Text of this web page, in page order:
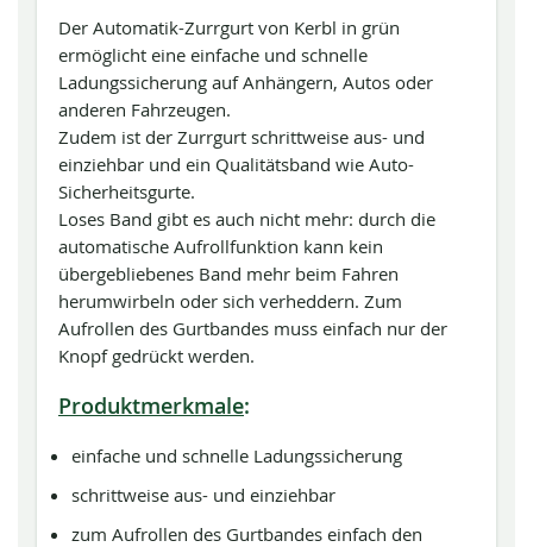
Der Automatik-Zurrgurt von Kerbl in grün
ermöglicht eine einfache und schnelle
Ladungssicherung auf Anhängern, Autos oder
anderen Fahrzeugen.
Zudem ist der Zurrgurt schrittweise aus- und
einziehbar und ein Qualitätsband wie Auto-
Sicherheitsgurte.
Loses Band gibt es auch nicht mehr: durch die
automatische Aufrollfunktion kann kein
übergebliebenes Band mehr beim Fahren
herumwirbeln oder sich verheddern. Zum
Aufrollen des Gurtbandes muss einfach nur der
Knopf gedrückt werden.
Produktmerkmale:
einfache und schnelle Ladungssicherung
schrittweise aus- und einziehbar
zum Aufrollen des Gurtbandes einfach den